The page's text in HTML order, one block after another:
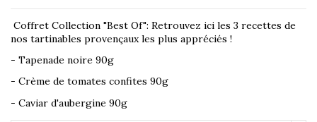
Coffret Collection "Best Of": Retrouvez ici les 3 recettes de
nos tartinables provençaux les plus appréciés !
- Tapenade noire 90g
- Crème de tomates confites 90g
- Caviar d'aubergine 90g